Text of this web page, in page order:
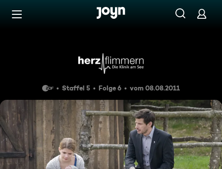
Zum Inhalt springen
Folge 77
Staffel 5 Folge 6 vom 08.08.2011